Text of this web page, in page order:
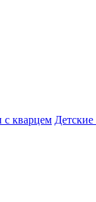
с кварцем Детские